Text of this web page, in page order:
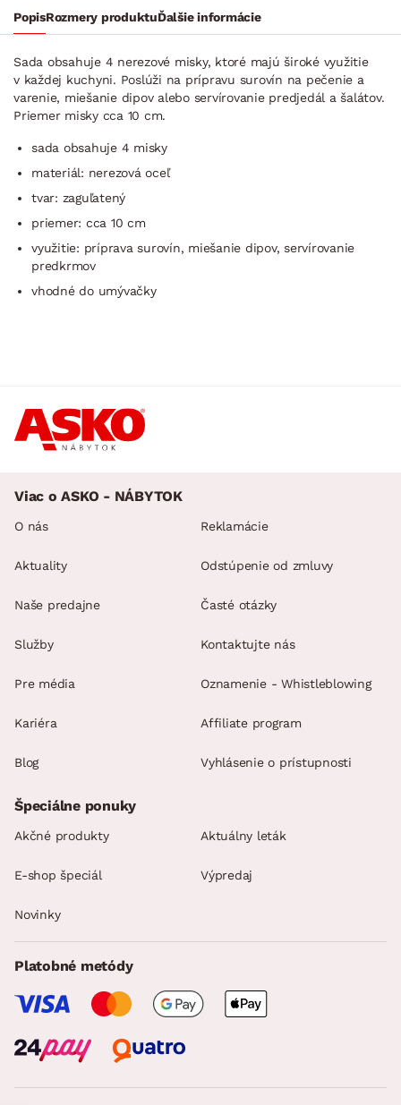
PopisRozmery produktuĎalšie informácie
Sada obsahuje 4 nerezové misky, ktoré majú široké využitie
v každej kuchyni. Poslúži na prípravu surovín na pečenie a
varenie, miešanie dipov alebo servírovanie predjedál a šalátov.
Priemer misky cca 10 cm.
sada obsahuje 4 misky
materiál: nerezová oceľ
tvar: zaguľatený
priemer: cca 10 cm
využitie: príprava surovín, miešanie dipov, servírovanie
predkrmov
vhodné do umývačky
Viac o ASKO - NÁBYTOK
O nás
Aktuality
Naše predajne
Služby
Pre média
Kariéra
Blog
Reklamácie
Odstúpenie od zmluvy
Časté otázky
Kontaktujte nás
Oznamenie - Whistleblowing
Affiliate program
Vyhlásenie o prístupnosti
Špeciálne ponuky
Akčné produkty Aktuálny leták
E-shop špeciál Výpredaj
Novinky
Platobné metódy